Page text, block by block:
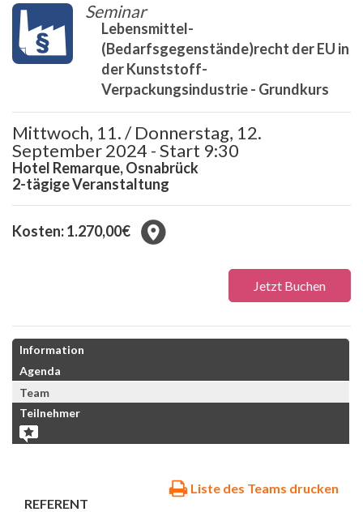
Seminar
Lebensmittel-
(Bedarfsgegenstände)recht der EU in
der Kunststoff-
Verpackungsindustrie - Grundkurs
Mittwoch, 11. / Donnerstag, 12.
September 2024 - Start 9:30
Hotel Remarque, Osnabrück
2-tägige Veranstaltung
Kosten: 1.270,00€
Jetzt Buchen
Information
Agenda
Team
Teilnehmer
Liste des Teams drucken
REFERENT